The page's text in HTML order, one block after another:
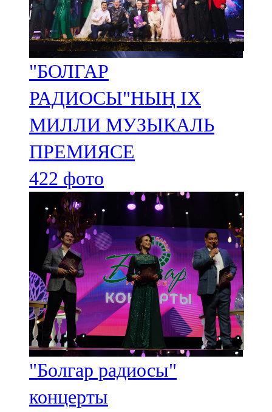
"БОЛГАР
РАДИОСЫ"НЫҢ IX
МИЛЛИ МУЗЫКАЛЬ
ПРЕМИЯСЕ
422 фото
"Болгар радиосы"
концерты